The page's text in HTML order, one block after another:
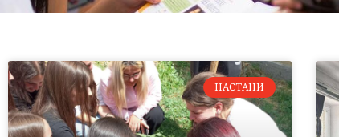
НАСТАНИ